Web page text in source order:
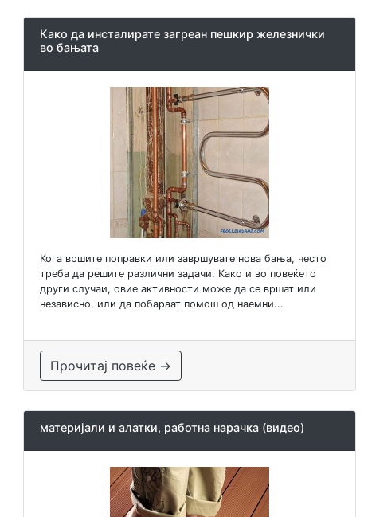
Како да инсталирате загреан пешкир железнички
во бањата
Кога вршите поправки или завршувате нова бања, често
треба да решите различни задачи. Како и во повеќето
други случаи, овие активности може да се вршат или
независно, или да побараат помош од наемни...
Прочитај повеќе →
материјали и алатки, работна нарачка (видео)